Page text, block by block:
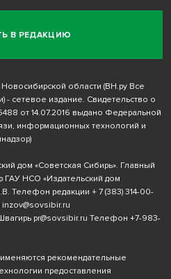
В РЕДАКЦИЮ
области (ВН.ру Все
- сетевое издание. Свидетельство о
от 14.07.2016 выдано Федеральной
информационных технологий и
дом «Советская Сибирь». Главный
ГАУ НСО «Издательский дом
Телефон редакции + 7 (383) 314-00-
inzov@sovsibir.ru
pr@sovsibir.ru Телефон +7-983-
рекомендательные
предоставления